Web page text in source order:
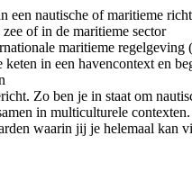
een nautische of maritieme
of in de maritieme sector
maritieme
in een havencontext en
Zo ben je in staat om
in multiculturele
waarin jij je helemaal kan